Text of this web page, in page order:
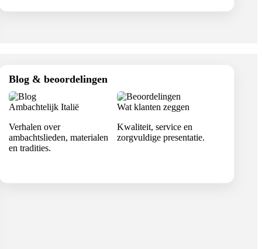
Blog & beoordelingen
Ambachtelijk Italië
Verhalen over
ambachtslieden, materialen
en tradities.
Wat klanten zeggen
Kwaliteit, service en
zorgvuldige presentatie.